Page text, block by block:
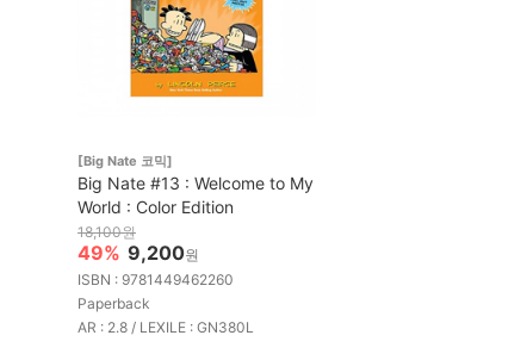
[Big Nate 코믹]
Big Nate #13 : Welcome to My
World : Color Edition
18,100원
49% 9,200원
ISBN : 9781449462260
Paperback
AR : 2.8 / LEXILE : GN380L